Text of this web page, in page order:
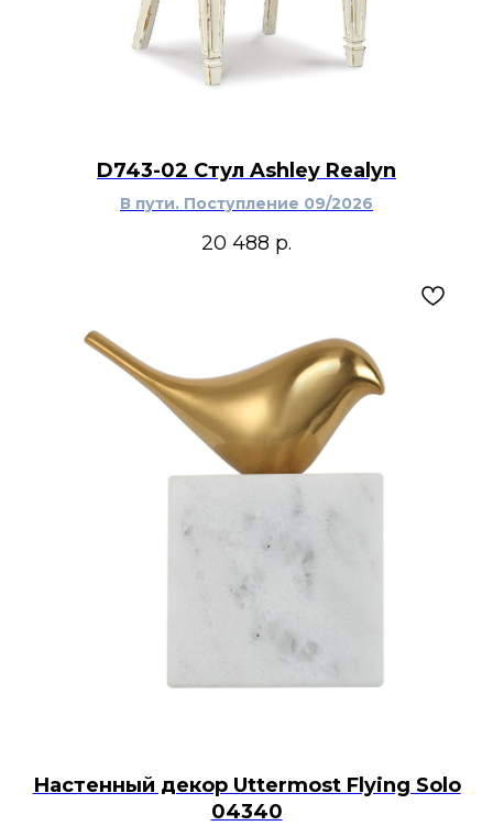
D743-02 Стул Ashley Realyn
В пути. Поступление 09/2026
20 488 р.
Настенный декор Uttermost Flying Solo
04340